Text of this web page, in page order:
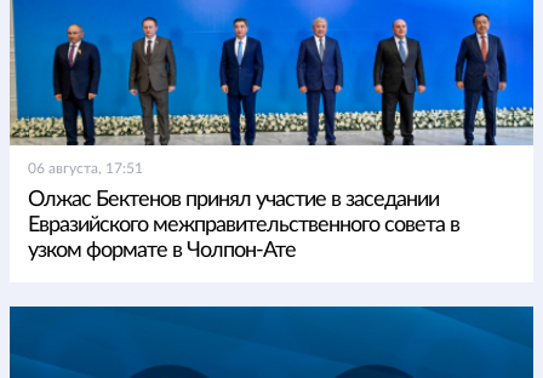
06 августа, 17:51
Олжас Бектенов принял участие в заседании
Евразийского межправительственного совета в
узком формате в Чолпон-Ате